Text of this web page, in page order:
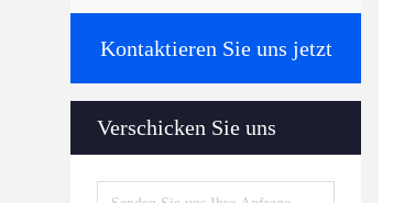
Kontaktieren Sie uns jetzt
Verschicken Sie uns